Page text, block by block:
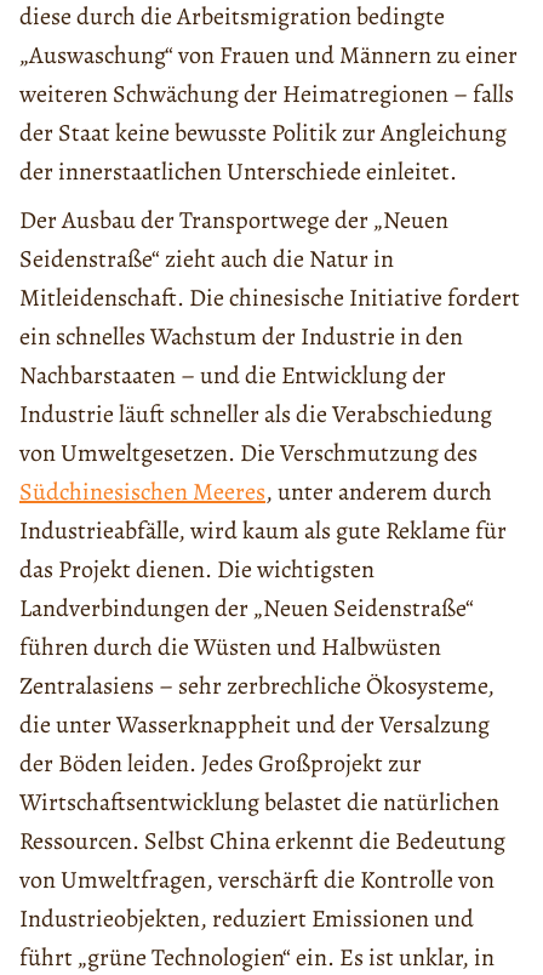
diese durch die Arbeitsmigration bedingte
„Auswaschung“ von Frauen und Männern zu einer
weiteren Schwächung der Heimatregionen – falls
der Staat keine bewusste Politik zur Angleichung
der innerstaatlichen Unterschiede einleitet.
Der Ausbau der Transportwege der „Neuen
Seidenstraße“ zieht auch die Natur in
Mitleidenschaft. Die chinesische Initiative fordert
ein schnelles Wachstum der Industrie in den
Nachbarstaaten – und die Entwicklung der
Industrie läuft schneller als die Verabschiedung
von Umweltgesetzen. Die Verschmutzung des
Südchinesischen Meeres, unter anderem durch
Industrieabfälle, wird kaum als gute Reklame für
das Projekt dienen. Die wichtigsten
Landverbindungen der „Neuen Seidenstraße“
führen durch die Wüsten und Halbwüsten
Zentralasiens – sehr zerbrechliche Ökosysteme,
die unter Wasserknappheit und der Versalzung
der Böden leiden. Jedes Großprojekt zur
Wirtschaftsentwicklung belastet die natürlichen
Ressourcen. Selbst China erkennt die Bedeutung
von Umweltfragen, verschärft die Kontrolle von
Industrieobjekten, reduziert Emissionen und
führt „grüne Technologien“ ein. Es ist unklar, in